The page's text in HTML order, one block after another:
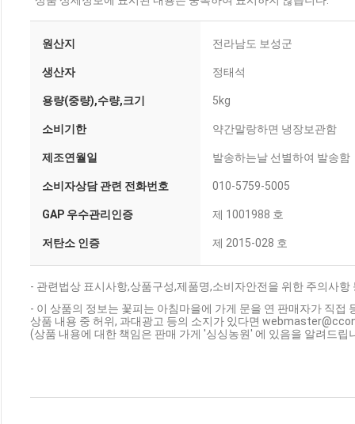
원산지 전라남도 보성군
생산자 정태석
용량(중량),수량,크기 5kg
소비기한 약간말랑하면 냉장보관함
제조연월일 발송하는날 선별하여 발송함
소비자상담 관련 전화번호 010-5759-5005
GAP 우수관리인증 제 1001988 호
저탄소 인증 제 2015-028 호
- 관련법상 표시사항,상품구성,제품명,소비자안전을 위한 주의사
- 이 상품의 정보는 꽃피는 아침마을에 가게 문을 연 판매자가 직접
상품 내용 중 허위, 과대광고 등의 소지가 있다면
(상품 내용에 대한 책임은 판매 가게 '싱싱농원' 에 있음을 알려드립